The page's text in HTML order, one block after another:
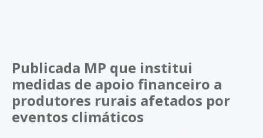
Publicada MP que institui
medidas de apoio financeiro a
produtores rurais afetados por
eventos climáticos